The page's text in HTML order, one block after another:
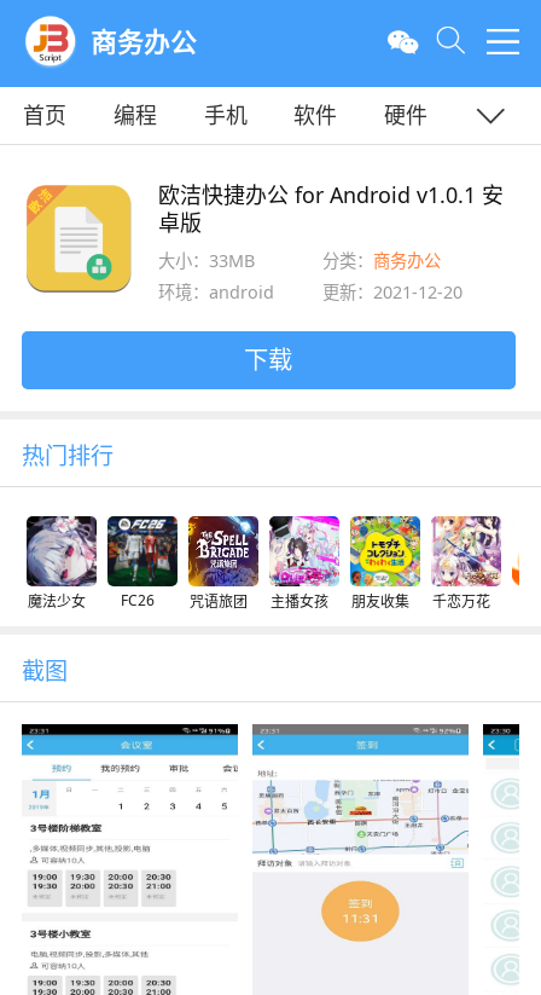
商务办公
首页 编程 手机 软件
硬件
欧洁快捷办公 for Android v1.0.1 安
卓版
大小：33MB 分类：商务办公
环境：android
更新：2021-12-20
下载
热门排行
魔法少女 FC26 咒语旅团 主播女孩 朋友收集 千恋万花
截图